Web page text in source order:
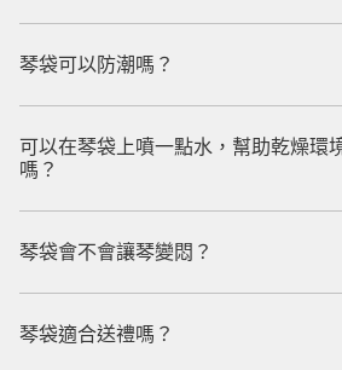
琴袋可以防潮嗎？
可以在琴袋上噴一點水，幫助乾燥環
嗎？
琴袋會不會讓琴變悶？
琴袋適合送禮嗎？